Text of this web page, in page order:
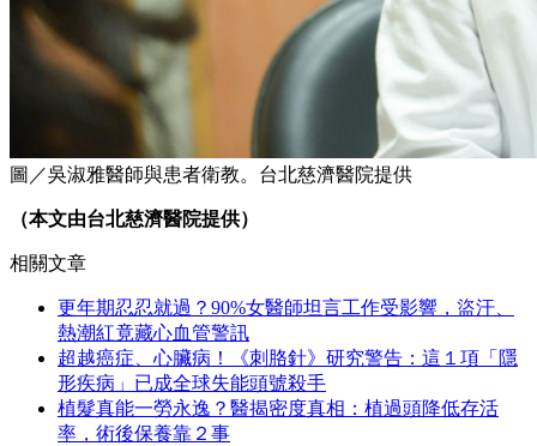
圖／吳淑雅醫師與患者衛教。台北慈濟醫院提供
（本文由台北慈濟醫院提供）
相關文章
更年期忍忍就過？90%女醫師坦言工作受影響，盜汗、
熱潮紅竟藏心血管警訊
超越癌症、心臟病！《刺胳針》研究警告：這１項「隱
形疾病」已成全球失能頭號殺手
植髮真能一勞永逸？醫揭密度真相：植過頭降低存活
率，術後保養靠２事